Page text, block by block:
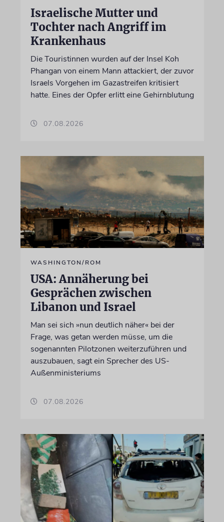
Israelische Mutter und
Tochter nach Angriff im
Krankenhaus
Die Touristinnen wurden auf der Insel Koh
Phangan von einem Mann attackiert, der zuvor
Israels Vorgehen im Gazastreifen kritisiert
hatte. Eines der Opfer erlitt eine Gehirnblutung
07.08.2026
WASHINGTON/ROM
USA: Annäherung bei
Gesprächen zwischen
Libanon und Israel
Man sei sich »nun deutlich näher« bei der
Frage, was getan werden müsse, um die
sogenannten Pilotzonen weiterzuführen und
auszubauen, sagt ein Sprecher des US-
Außenministeriums
07.08.2026